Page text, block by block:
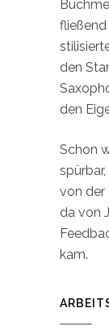
fließend
den
den
Schon
von der
da von
kam.